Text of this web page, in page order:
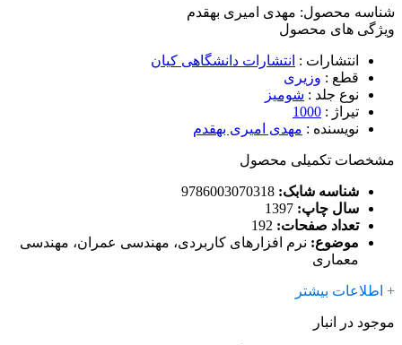
شناسه محصول: مهدی امیری بهقدم
ویژگی های محصول
انتشارات : انتشارات دانشگاهی کیان
قطع : وزیری
نوع جلد : شومیز
تیراژ :
1000
نویسنده : مهدی امیری بهقدم
مشخصات تکمیلی محصول
شناسه شابک:
سال چاپ:
تعداد صفحات:
موضوع: نرم افزارهای کاربردی، مهندسی عمران، مهندسی
معماری
+ اطلاعات بیشتر
موجود در انبار